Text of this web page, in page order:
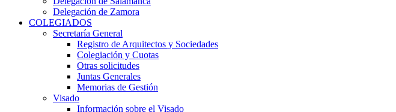
Delegación de Zamora
COLEGIADOS
Secretaría General
Registro de Arquitectos y Sociedades
Colegiación y Cuotas
Otras solicitudes
Juntas Generales
Memorias de Gestión
Visado
Información sobre el Visado